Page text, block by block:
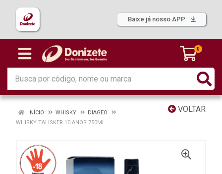
Baixe já nosso APP
0
VOLTAR
INÍCIO WHISKY
DIAGEO
WHISKY TALISKER 10 ANOS 750ML